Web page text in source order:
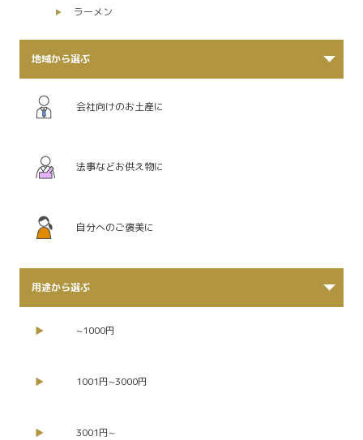
ラーメン
地域から選ぶ
会社向けのお土産に
法事などお供え物に
自分へのご褒美に
用途から選ぶ
~1000円
1001円~3000円
3001円~